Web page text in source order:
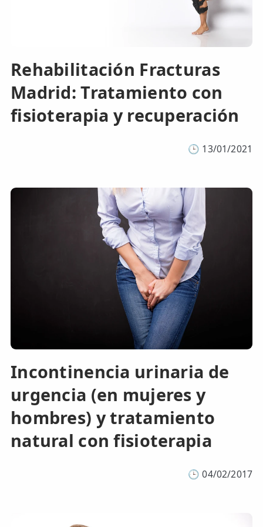
Rehabilitación Fracturas
Madrid: Tratamiento con
fisioterapia y recuperación
🕒 13/01/2021
Incontinencia urinaria de
urgencia (en mujeres y
hombres) y tratamiento
natural con fisioterapia
🕒 04/02/2017